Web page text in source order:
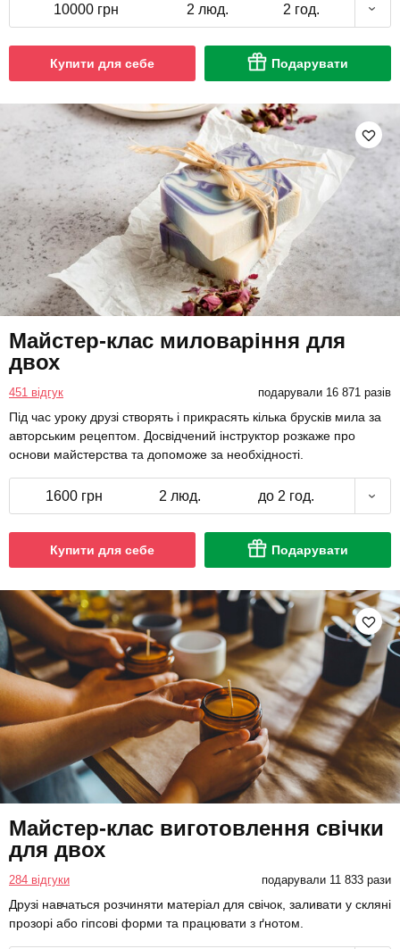
10000 грн 2 люд. 2 год.
Купити для себе Подарувати
Майстер-клас миловаріння для
двох
451 відгук подарували 16 871 разів
Під час уроку друзі створять і прикрасять кілька брусків мила за
авторським рецептом. Досвідчений інструктор розкаже про
основи майстерства та допоможе за необхідності.
1600 грн 2 люд. до 2 год.
Купити для себе Подарувати
Майстер-клас виготовлення свічки
для двох
284 відгуки подарували 11 833 рази
Друзі навчаться розчиняти матеріал для свічок, заливати у скляні
прозорі або гіпсові форми та працювати з ґнотом.